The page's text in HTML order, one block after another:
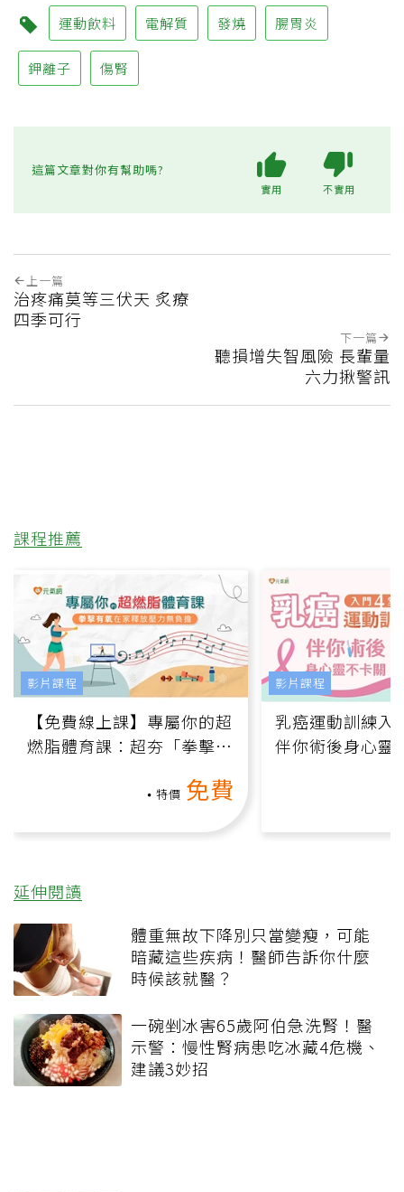
運動飲料 電解質 發燒 腸胃炎
鉀離子 傷腎
這篇文章對你有幫助嗎?
實用 不實用
上一篇
治疼痛莫等三伏天 炙療
四季可行
下一篇
聽損增失智風險 長輩量
六力揪警訊
課程推薦
【免費線上課】專屬你的超
燃脂體育課：超夯「拳擊有
特價 免費
影片課程
乳癌運動訓練入
伴你術後身心靈
影片課程
延伸閱讀
體重無故下降別只當變瘦，可能
暗藏這些疾病！醫師告訴你什麼
時候該就醫？
一碗剉冰害65歲阿伯急洗腎！醫
示警：慢性腎病患吃冰藏4危機、
建議3妙招